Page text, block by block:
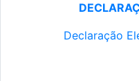
Declaração